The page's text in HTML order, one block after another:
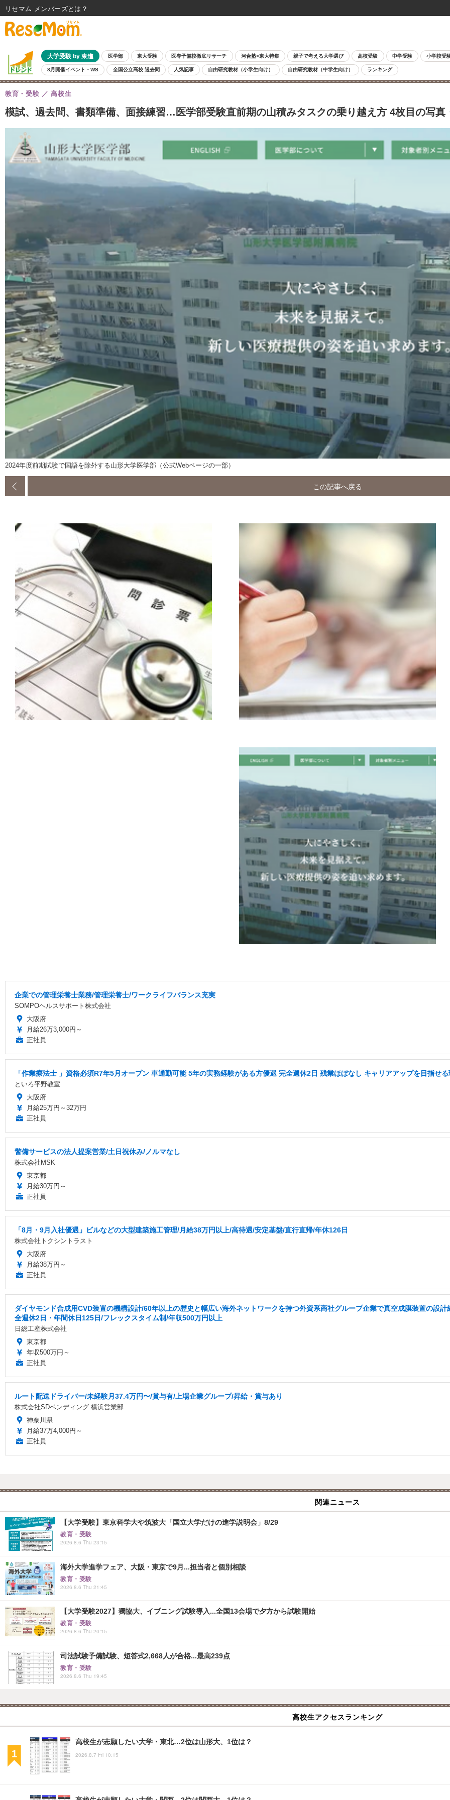
大学受験 by 東進 医学部 東大受験 医専予備校徹底リサーチ 河合塾×東大特集 親子で考える大学選び 高校受験 中学受験 小学校受
8月開催イベント・WS 全国公立高校 過去問 人気記事 自由研究教材（小学生向け） 自由研究教材（中学生向け） ランキング
模試、過去問、書類準備、面接練習…医学部受験直前期の山積みタスクの乗り越え方 4枚目の写真
教育・受験 高校生
2024年度前期試験で国語を除外する山形大学医学部（公式Webページの一部）
この記事へ戻る
企業での管理栄養士業務/管理栄養士/ワークライフバランス充実
SOMPOヘルスサポート株式会社
大阪府
月給26万3,000円～
正社員
「作業療法士 」資格必須R7年5月オープン 車通勤可能 5年の実務経験がある方優遇 完全週休2日 残業ほぼなし キャリアアップを目指せ
といろ平野教室
大阪府
月給25万円～32万円
正社員
警備サービスの法人提案営業/土日祝休み/ノルマなし
株式会社MSK
東京都
月給30万円～
正社員
「8月・9月入社優遇」ビルなどの大型建築施工管理/月給38万円以上/高待遇/安定基盤/直行直帰/年休126日
株式会社トクシントラスト
大阪府
月給38万円～
正社員
ダイヤモンド合成用CVD装置の機構設計/60年以上の歴史と幅広い海外ネットワークを持つ外資系商社グループ企業で真空成膜装置の設
全週休2日・年間休日125日/フレックスタイム制/年収500万円以上
日総工産株式会社
東京都
年収500万円～
正社員
ルート配送ドライバー/未経験月37.4万円〜/賞与有/上場企業グループ/昇給・賞与あり
株式会社SDベンディング 横浜営業部
神奈川県
月給37万4,000円～
正社員
関連ニュース
【大学受験】東京科学大や筑波大「国立大学だけの進学説明会」8/29
教育・受験
2026.8.6 Thu 23:15
海外大学進学フェア、大阪・東京で9月...担当者と個別相談
教育・受験
2026.8.6 Thu 21:45
【大学受験2027】獨協大、イブニング試験導入...全国13会場で夕方から試験開始
教育・受験
2026.8.6 Thu 20:15
司法試験予備試験、短答式2,668人が合格...最高239点
教育・受験
2026.8.6 Thu 19:45
高校生アクセスランキング
高校生が志願したい大学・東北…2位は山形大、1位は？
2026.8.7 Fri 10:15
リセマム メンバーズ